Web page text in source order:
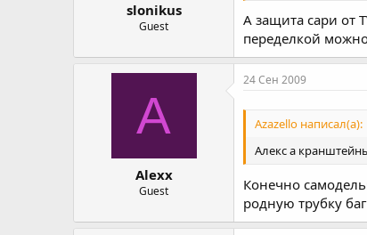
slonikus
Guest
А защита сари от
переделкой
A
Alexx
Guest
24 Сен 2009
Azazello написал(а):
Алекс а
Конечно
родную трубку